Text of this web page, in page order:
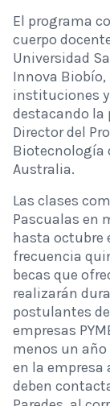
El programa
cuerpo
Universidad
Innova
instituciones
destacando la
Director del
Biotecnología
Australia.
Las clases
Pascualas en
hasta octubre
frecuencia
becas que
realizarán
postulantes
empresas
menos un año
en la
deben